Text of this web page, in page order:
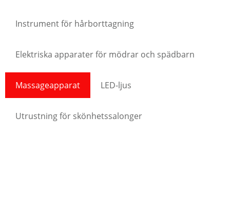
Instrument för hårborttagning
Elektriska apparater för mödrar och spädbarn
Massageapparat LED-ljus
Utrustning för skönhetssalonger